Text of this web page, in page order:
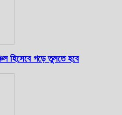
হিসেবে গড়ে তুলতে হবে